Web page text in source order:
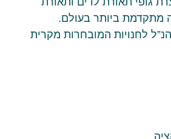
מתקדמת ביותר בעולם.
לחנויות המובחרות מקרית